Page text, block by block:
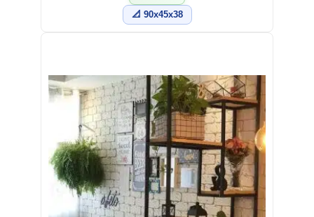
📐 90x45x38